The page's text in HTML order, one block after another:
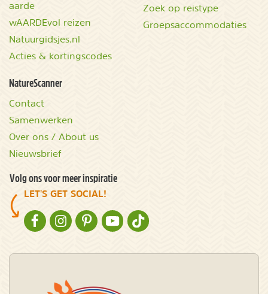
aarde
wAARDEvol reizen
Natuurgidsjes.nl
Acties & kortingscodes
Zoek op reistype
Groepsaccommodaties
NatureScanner
Contact
Samenwerken
Over ons / About us
Nieuwsbrief
Volg ons voor meer inspiratie
LET'S GET SOCIAL!
NATURESCANNER OP FACEBOOK
NATURESCANNER OP INSTAGRAM
NATURESCANNER OP PINTEREST
NATURESCANNER OP YOUTUBE
NATURESCANNER OP TIKTOK